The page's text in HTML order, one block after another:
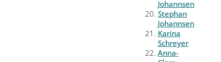
Johannsen
Stephan
Johannsen
Karina
Schreyer
Anna-